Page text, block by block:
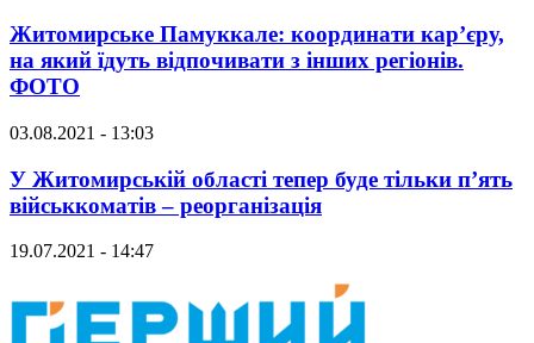
Житомирське Памуккале: координати кар’єру,
на який їдуть відпочивати з інших регіонів.
ФОТО
03.08.2021 - 13:03
У Житомирській області тепер буде тільки п’ять
військкоматів – реорганізація
19.07.2021 - 14:47